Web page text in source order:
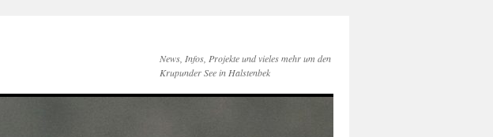
News, Infos, Projekte und vieles mehr um den
Krupunder See in Halstenbek